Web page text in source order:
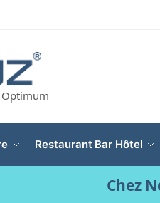
Restaurant Bar Hôtel
Chez